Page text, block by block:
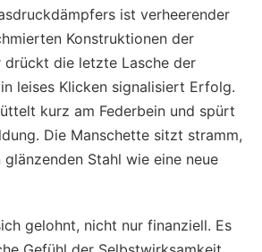
ist verheerender
Konstruktionen der
drückt die letzte Lasche der
leises Klicken signalisiert Erfolg.
kurz am Federbein und spürt
Die Manschette sitzt stramm,
Stahl wie eine neue
gelohnt, nicht nur finanziell. Es